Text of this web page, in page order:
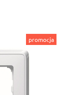
promocja